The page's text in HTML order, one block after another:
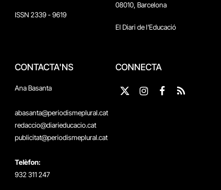
ISSN 2339 - 9619
08010, Barcelona
El Diari de l'Educació
CONTACTA'NS
Ana Basanta
abasanta@periodismeplural.cat
redaccio@diarieducacio.cat
publicitat@periodismeplural.cat
Telèfon:
932 311 247
CONNECTA
X
Instagram
Facebook
RSS